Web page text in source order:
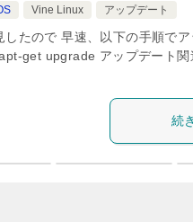
Vine Linux アップデート
たので 早速、以下の手順で
get upgrade アップデート関
続